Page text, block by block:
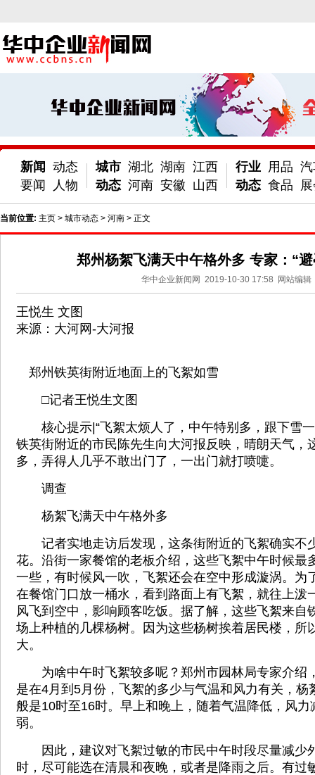
新闻
要闻
动态
人物
城市
动态
湖北 湖南 江西
河南 安徽 山西
行业
动态
用品
食品
当前位置: 主页 > 城市动态 > 河南 > 正文
郑州杨絮飞满天中午格外多 专家：“
华中企业新闻网 2019-10-30 17:58 网站编辑
王悦生 文图
来源：大河网-大河报
郑州铁英街附近地面上的飞絮如雪
□记者王悦生文图
核心提示|“飞絮太烦人了，中午特别多，跟下雪一
铁英街附近的市民陈先生向大河报反映，晴朗天气，
多，弄得人几乎不敢出门了，一出门就打喷嚏。
调查
杨絮飞满天中午格外多
记者实地走访后发现，这条街附近的飞絮确实不
花。沿街一家餐馆的老板介绍，这些飞絮中午时候最
一些，有时候风一吹，飞絮还会在空中形成漩涡。为
在餐馆门口放一桶水，看到路面上有飞絮，就往上泼
风飞到空中，影响顾客吃饭。据了解，这些飞絮来自
场上种植的几棵杨树。因为这些杨树挨着居民楼，所
大。
为啥中午时飞絮较多呢？郑州市园林局专家介绍
是在4月到5月份，飞絮的多少与气温和风力有关，杨
般是10时至16时。早上和晚上，随着气温降低，风
弱。
因此，建议对飞絮过敏的市民中午时段尽量减少
时，尽可能选在清晨和夜晚，或者是降雨之后。有过